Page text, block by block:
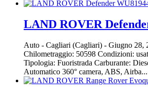
LAND ROVER
Auto - Cagliari (Cagliari) - Giugno 28,
Chilometraggio: 50598 Condizioni:
Tipologia: Fuoristrada Carburante:
Automatico 360° camera, ABS, Airba...